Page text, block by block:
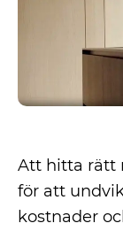
Att hitta rätt
för att
kostnader